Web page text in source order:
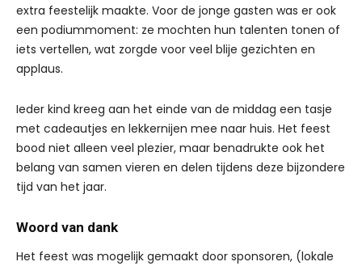
extra feestelijk maakte. Voor de jonge gasten was er ook
een podiummoment: ze mochten hun talenten tonen of
iets vertellen, wat zorgde voor veel blije gezichten en
applaus.
Ieder kind kreeg aan het einde van de middag een tasje
met cadeautjes en lekkernijen mee naar huis. Het feest
bood niet alleen veel plezier, maar benadrukte ook het
belang van samen vieren en delen tijdens deze bijzondere
tijd van het jaar.
Woord van dank
Het feest was mogelijk gemaakt door sponsoren, (lokale